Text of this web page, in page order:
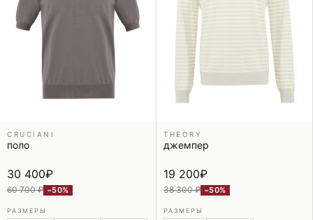
CRUCIANI
поло
30 400₽
60 700 ₽ −50%
РАЗМЕРЫ
THEORY
джемпер
19 200₽
38 300 ₽ −50%
РАЗМЕРЫ